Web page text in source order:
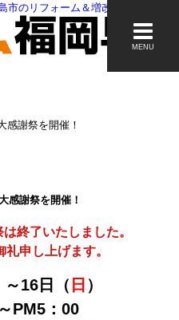
のリフォーム＆増改築なら
MENU
感謝祭を開催！
感謝祭を開催！
終了いたしました。
申し上げます。
～16日（ 日 ）
PM5：00